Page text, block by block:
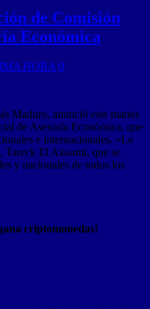
de Comisión
Económica
HORA 0
Maduro, anunció este martes
de Asesoría Económica, que
e internacionales. «Le
Tareck El Aissami, que se
y nacionales de todos los
criptomonedas!